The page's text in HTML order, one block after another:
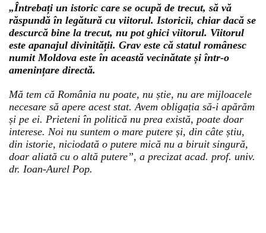
„Întrebați un istoric care se ocupă de trecut, să vă
răspundă în legătură cu viitorul. Istoricii, chiar dacă se
descurcă bine la trecut, nu pot ghici viitorul. Viitorul
este apanajul divinității. Grav este că statul românesc
numit Moldova este în această vecinătate și într-o
amenințare directă.
Mă tem că România nu poate, nu știe, nu are mijloacele
necesare să apere acest stat. Avem obligația să-i apărăm
și pe ei. Prieteni în politică nu prea există, poate doar
interese. Noi nu suntem o mare putere și, din câte știu,
din istorie, niciodată o putere mică nu a biruit singură,
doar aliată cu o altă putere”, a precizat acad. prof. univ.
dr. Ioan-Aurel Pop.